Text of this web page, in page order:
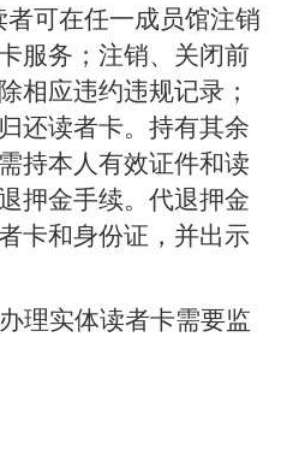
者可在任一成员馆注销
服务；注销、关闭前
相应违约违规记录；
还读者卡。持有其余
持本人有效证件和读
押金手续。代退押金
卡和身份证，并出示
理实体读者卡需要监